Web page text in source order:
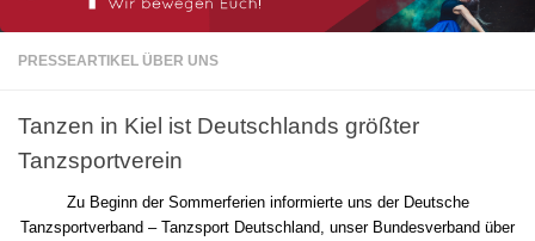
PRESSEARTIKEL ÜBER UNS
Tanzen in Kiel ist Deutschlands größter
Tanzsportverein
Zu Beginn der Sommerferien informierte uns der Deutsche
Tanzsportverband – Tanzsport Deutschland, unser Bundesverband über